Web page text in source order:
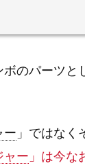
のパーツと
ー 」ではなく
ャー 」は今な